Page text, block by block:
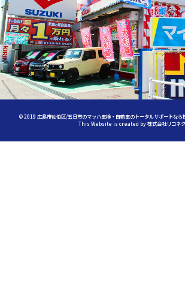
©2019 広島市佐伯区/五日市のマッハ車検・自動車のトータルサポートなら
This Website is created by株式会社リコネ